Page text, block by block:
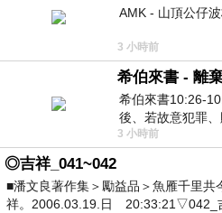
AMK - 山頂公仔
3 小時前
希伯來書 - 離
希伯來書10:26-
後、若故意犯罪
有戰懼等候審判和
3 小時前
◎吉祥_041~042
■潘文良著作集＞勵益品＞魚雁千里
祥。2006.03.19.日 20:33:21▽042_